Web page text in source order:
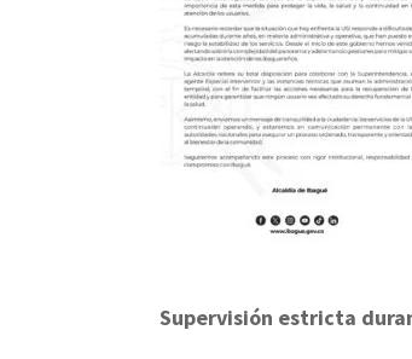
Supervisión estricta